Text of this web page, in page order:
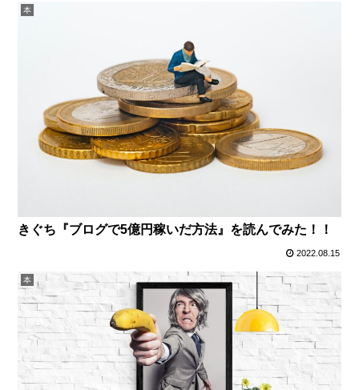
本
きぐち『ブログで5億円稼いだ方法』を読んでみた！！
2022.08.15
本